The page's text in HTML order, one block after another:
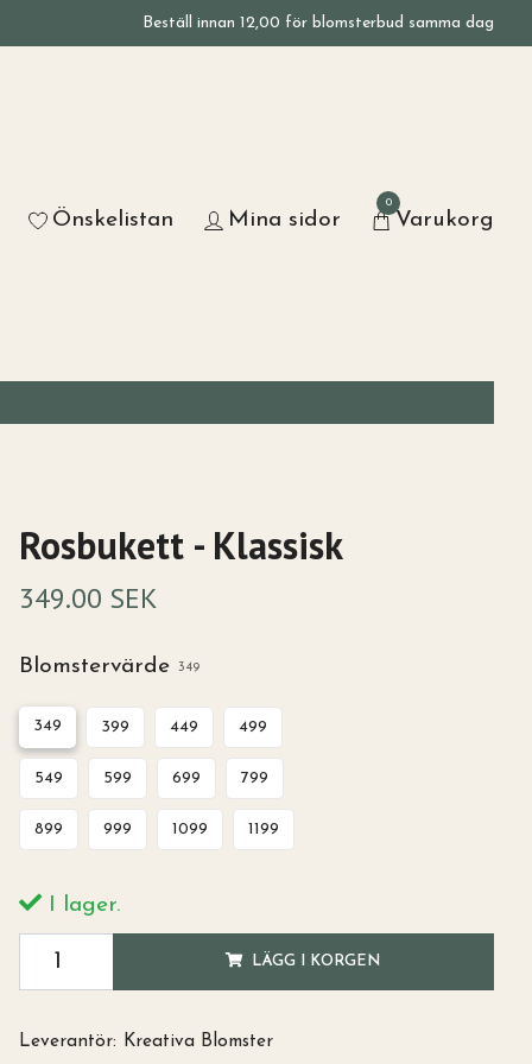
Beställ innan 12,00 för blomsterbud samma dag
Önskelistan Mina sidor
0
Varukorg
Rosbukett - Klassisk
349.00 SEK
Blomstervärde 349
349 399 449 499
549 599 699 799
899 999 1099 1199
I lager.
LÄGG I KORGEN
Leverantör: Kreativa Blomster